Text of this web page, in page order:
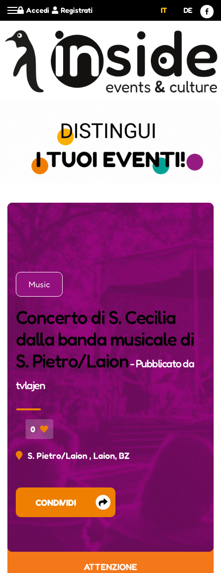
Registrati
Accedi IT DE
Music
Concerto di S. Cecilia
dalla banda musicale di
S. Pietro/Laion- Pubblicato da
tvlajen
0
S. Pietro/Laion , Laion, BZ
CONDIVIDI
ATTENZIONE